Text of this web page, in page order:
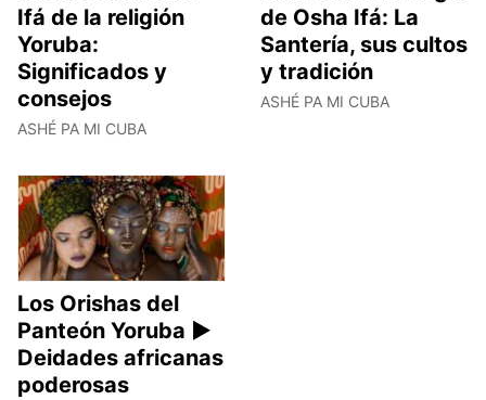
Ifá de la religión
Yoruba:
Significados y
consejos
ASHÉ PA MI CUBA
de Osha Ifá: La
Santería, sus cultos
y tradición
ASHÉ PA MI CUBA
Los Orishas del
Panteón Yoruba ►
Deidades africanas
poderosas